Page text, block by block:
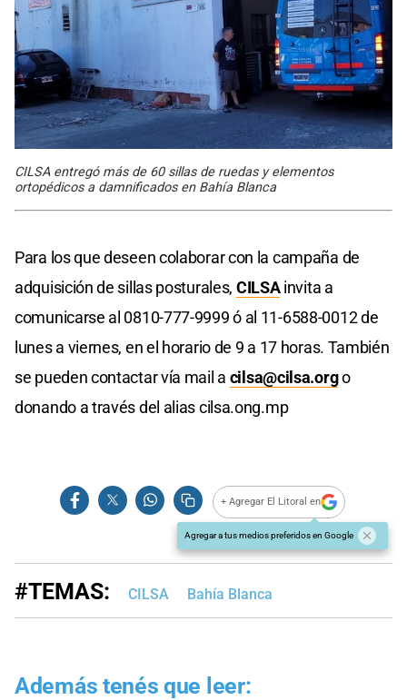
CILSA entregó más de 60 sillas de ruedas y elementos
ortopédicos a damnificados en Bahía Blanca
Para los que deseen colaborar con la campaña de
adquisición de sillas posturales, CILSAinvita a
comunicarse al 0810-777-9999 ó al 11-6588-0012 de
lunes a viernes, en el horario de 9 a 17 horas. También
se pueden contactar vía mail a cilsa@cilsa.orgo
donando a través del alias cilsa.ong.mp
+ Agregar El Litoral en
Agregar a tus medios preferidos en Google
#TEMAS: CILSA Bahía Blanca
Además tenés que leer: